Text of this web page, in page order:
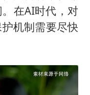
在AI时代，对
机制需要尽快